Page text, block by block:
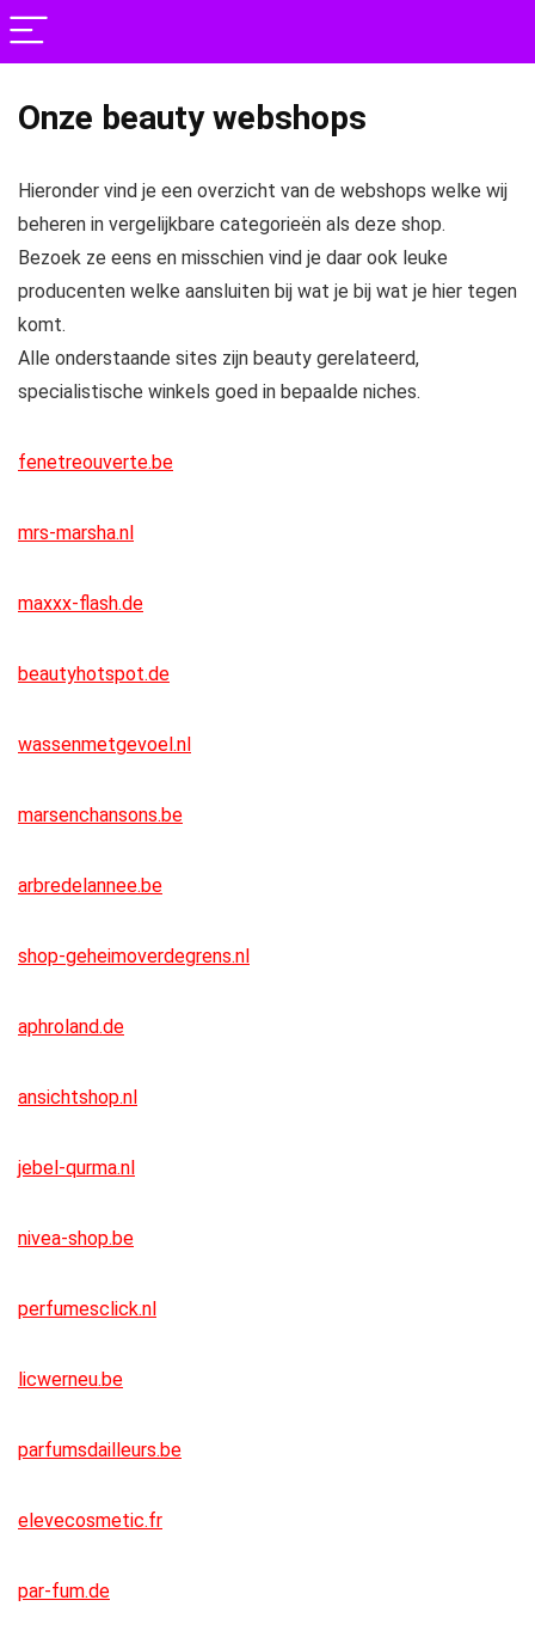
Onze beauty webshops
Hieronder vind je een overzicht van de webshops welke wij
beheren in vergelijkbare categorieën als deze shop.
Bezoek ze eens en misschien vind je daar ook leuke
producenten welke aansluiten bij wat je bij wat je hier tegen
komt.
Alle onderstaande sites zijn beauty gerelateerd,
specialistische winkels goed in bepaalde niches.
fenetreouverte.be
mrs-marsha.nl
maxxx-flash.de
beautyhotspot.de
wassenmetgevoel.nl
marsenchansons.be
arbredelannee.be
shop-geheimoverdegrens.nl
aphroland.de
ansichtshop.nl
jebel-qurma.nl
nivea-shop.be
perfumesclick.nl
licwerneu.be
parfumsdailleurs.be
elevecosmetic.fr
par-fum.de